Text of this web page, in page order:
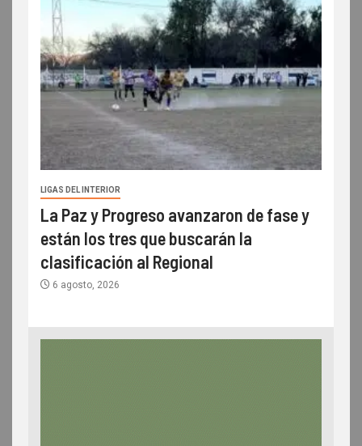
LIGAS DEL INTERIOR
La Paz y Progreso avanzaron de fase y
están los tres que buscarán la
clasificación al Regional
6 agosto, 2026